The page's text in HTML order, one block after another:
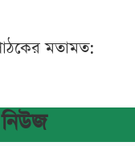
মতামত: